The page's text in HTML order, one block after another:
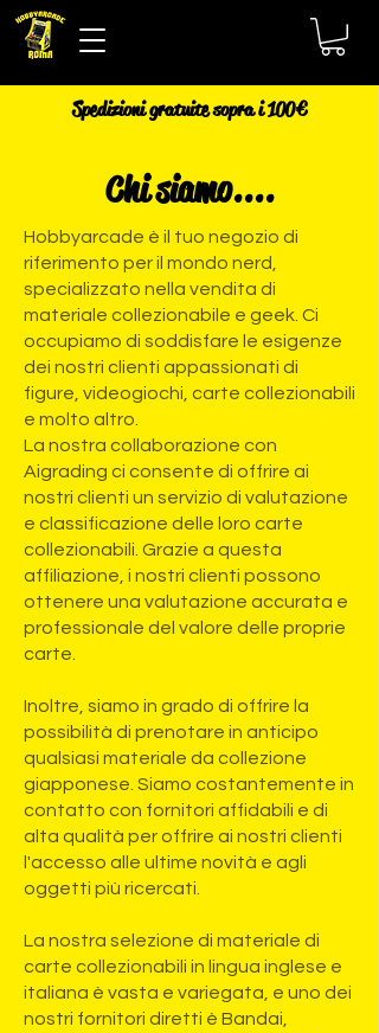
Spedizioni gratuite sopra i 100€
Chi siamo....
Hobbyarcade è il tuo negozio di
riferimento per il mondo nerd,
specializzato nella vendita di
materiale collezionabile e geek. Ci
occupiamo di soddisfare le esigenze
dei nostri clienti appassionati di
figure, videogiochi, carte collezionabili
e molto altro.
La nostra collaborazione con
Aigrading ci consente di offrire ai
nostri clienti un servizio di valutazione
e classificazione delle loro carte
collezionabili. Grazie a questa
affiliazione, i nostri clienti possono
ottenere una valutazione accurata e
professionale del valore delle proprie
carte.
Inoltre, siamo in grado di offrire la
possibilità di prenotare in anticipo
qualsiasi materiale da collezione
giapponese. Siamo costantemente in
contatto con fornitori affidabili e di
alta qualità per offrire ai nostri clienti
l'accesso alle ultime novità e agli
oggetti più ricercati.
La nostra selezione di materiale di
carte collezionabili in lingua inglese e
italiana è vasta e variegata, e uno dei
nostri fornitori diretti è Bandai,